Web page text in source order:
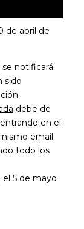
de abril de
se notificará
sido
debe de
en el
email
todo los
: el 5 de mayo